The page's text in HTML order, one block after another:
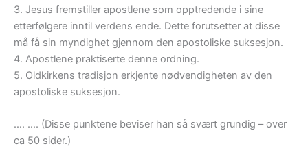
3. Jesus fremstiller apostlene som opptredende i sine
etterfølgere inntil verdens ende. Dette forutsetter at disse
må få sin myndighet gjennom den apostoliske suksesjon.
4. Apostlene praktiserte denne ordning.
5. Oldkirkens tradisjon erkjente nødvendigheten av den
apostoliske suksesjon.
…. …. (Disse punktene beviser han så svært grundig – over
ca 50 sider.)